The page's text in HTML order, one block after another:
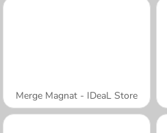
Merge Magnat - IDeaL Store